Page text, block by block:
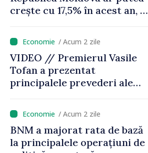
crește cu 17,5% în acest an, în
este estimată în scădere
/ Acum 2 zile
VIDEO // Premierul Vasile
Tofan a prezentat
principalele prevederi ale
2027
/ Acum 2 zile
BNM a majorat rata de bază
la principalele operațiuni de